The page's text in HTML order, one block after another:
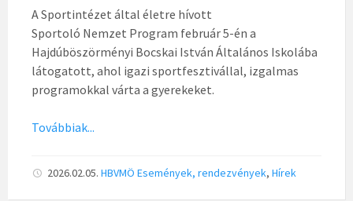
A Sportintézet által életre hívott
Sportoló Nemzet Program február 5-én a
Hajdúböszörményi Bocskai István Általános Iskolába
látogatott, ahol igazi sportfesztivállal, izgalmas
programokkal várta a gyerekeket.
Továbbiak...
2026.02.05. HBVMÖ Események, rendezvények, Hírek